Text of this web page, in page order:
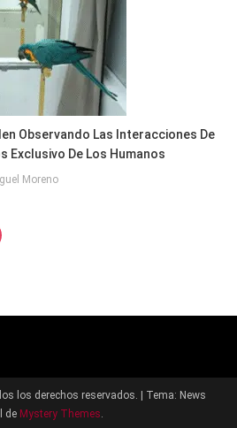
Observando Las Interacciones De
Exclusivo De Los Humanos
Moreno
los derechos reservados.
Tema: News
de Mystery Themes.